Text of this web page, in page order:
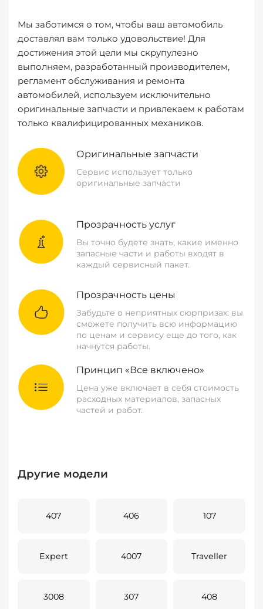
Мы заботимся о том, чтобы ваш автомобиль
доставлял вам только удовольствие! Для
достижения этой цели мы скрупулезно
выполняем, разработанный производителем,
регламент обслуживания и ремонта
автомобилей, используем исключительно
оригинальные запчасти и привлекаем к работам
только квалифицированных механиков.
Оригинальные запчасти
Сервис использует только
оригинальные запчасти
Прозрачность услуг
Вы точно будете знать, какие именно
запасные части и работы входят в
каждый сервисный пакет.
Прозрачность цены
Забудьте о неприятных сюрпризах: вы
сможете получить всю информацию
по ценам и сервису еще до того, как
начнутся работы.
Принцип «Все включено»
Цена уже включает в себя стоимость
расходных материалов, запасных
частей и работ.
Другие модели
407 406 107
Expert 4007 Traveller
3008 307 408